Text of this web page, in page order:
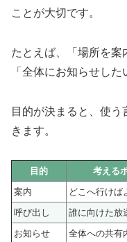
ことが大切です。
たとえば、「場所を案
「全体にお知らせした
目的が決まると、使
きます。
目的 考える
案内
どこへ行けば
呼び出し
誰に向けた放
お知らせ
全体への共有